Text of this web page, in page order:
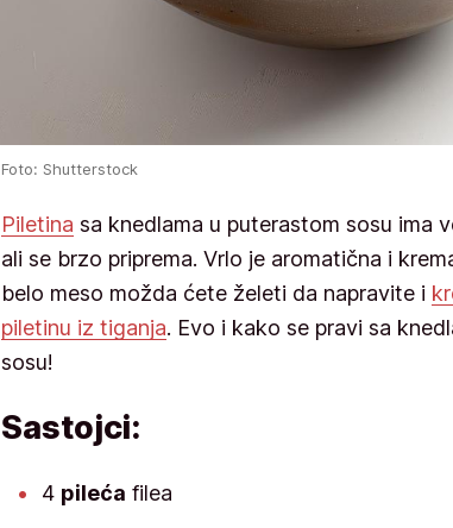
Foto: Shutterstock
Piletina sa knedlama u puterastom sosu ima
ali se brzo priprema. Vrlo je aromatična i
belo meso možda ćete želeti da napravite i
piletinu iz tiganja. Evo i kako se pravi sa
sosu!
Sastojci:
4 pileća filea